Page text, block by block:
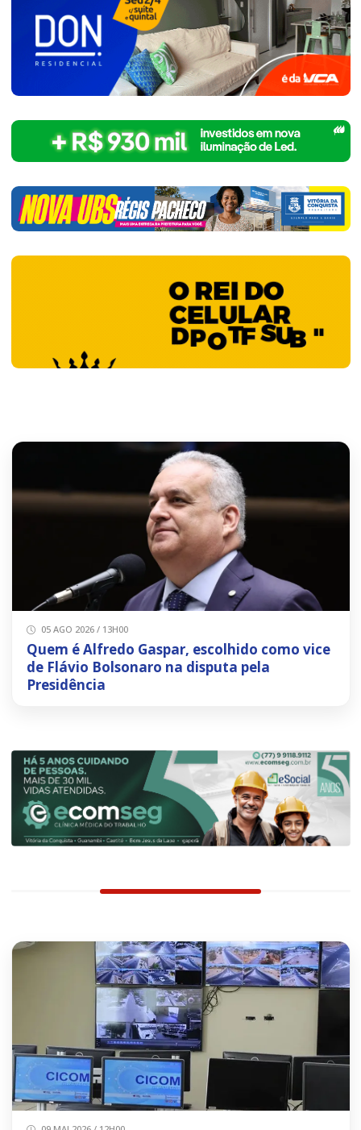
05 AGO 2026 / 13H00
Quem é Alfredo Gaspar, escolhido como vice
de Flávio Bolsonaro na disputa pela
Presidência